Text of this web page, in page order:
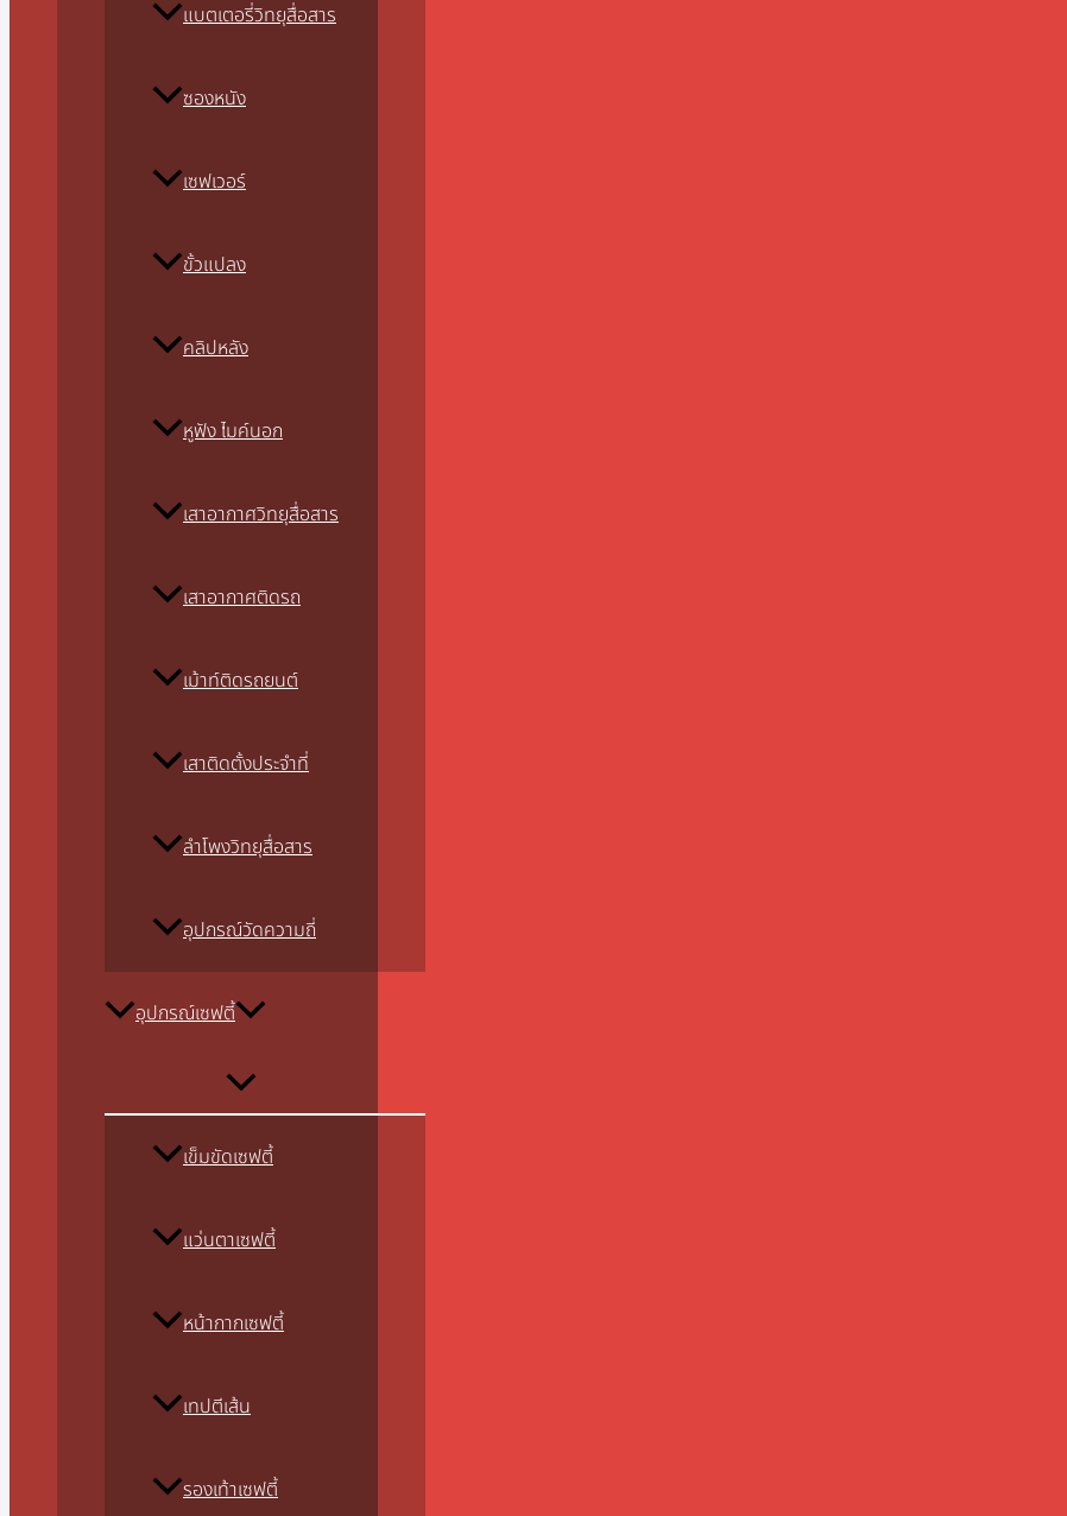
แบตเตอรี่วิทยุสื่อสาร
ซองหนัง
เซฟเวอร์
ขั้วแปลง
คลิปหลัง
หูฟัง ไมค์นอก
เสาอากาศวิทยุสื่อสาร
เสาอากาศติดรถ
เม้าท์ติดรถยนต์
เสาติดตั้งประจำที่
ลำโพงวิทยุสื่อสาร
อุปกรณ์วัดความถี่
อุปกรณ์เซฟตี้
เข็มขัดเซฟตี้
แว่นตาเซฟตี้
หน้ากากเซฟตี้
เทปตีเส้น
รองเท้าเซฟตี้